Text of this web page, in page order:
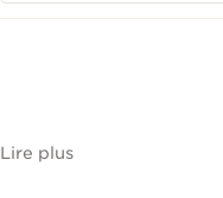
Lire plus